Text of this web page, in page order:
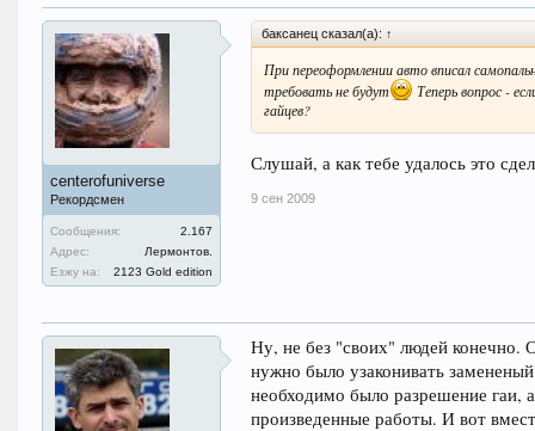
centerofuniverse
Рекордсмен
Сообщения:
2.167
Адрес:
Лермонтов.
Езжу на:
2123 Gold edition
баксанец сказал(а): ↑
При переоформлении авто вписал
требовать не будут
Теперь вопрос -
гайцев?
Слушай, а как тебе удалось это
9 сен 2009
Ну, не без "своих" людей конечно.
нужно было узаконивать
необходимо было разрешение гаи,
произведенные работы. И вот